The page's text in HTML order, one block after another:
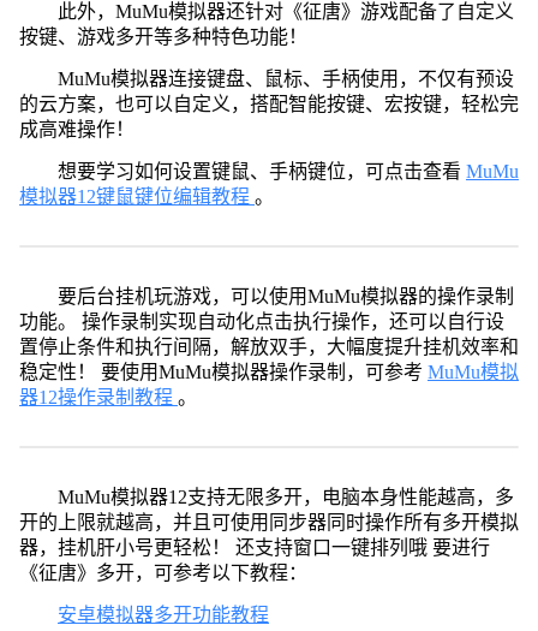
此外，MuMu模拟器还针对《征唐》游戏配备了自定义
按键、游戏多开等多种特色功能！
MuMu模拟器连接键盘、鼠标、手柄使用，不仅有预设
的云方案，也可以自定义，搭配智能按键、宏按键，轻松完
成高难操作！
想要学习如何设置键鼠、手柄键位，可点击查看 MuMu
模拟器12键鼠键位编辑教程 。
要后台挂机玩游戏，可以使用MuMu模拟器的操作录制
功能。 操作录制实现自动化点击执行操作，还可以自行设
置停止条件和执行间隔，解放双手，大幅度提升挂机效率和
稳定性！ 要使用MuMu模拟器操作录制，可参考 MuMu模拟
器12操作录制教程 。
MuMu模拟器12支持无限多开，电脑本身性能越高，多
开的上限就越高，并且可使用同步器同时操作所有多开模拟
器，挂机肝小号更轻松！ 还支持窗口一键排列哦 要进行
《征唐》多开，可参考以下教程：
安卓模拟器多开功能教程